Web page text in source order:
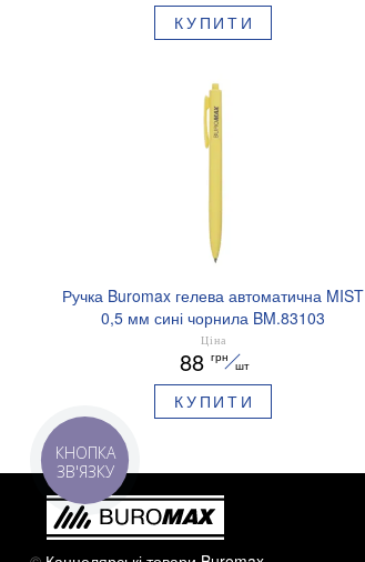
КУПИТИ
Ручка Buromax гелева автоматична MIST
0,5 мм сині чорнила BM.83103
Ціна
88 грн
шт
КУПИТИ
КНОПКА
ЗВ'ЯЗКУ